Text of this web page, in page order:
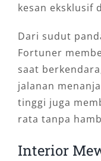
kesan eksklusif
Dari sudut
Fortuner
saat
jalanan
tinggi juga
rata tanpa
Interior